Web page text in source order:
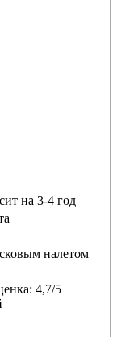
на 3-4 год
налетом
4,7/5